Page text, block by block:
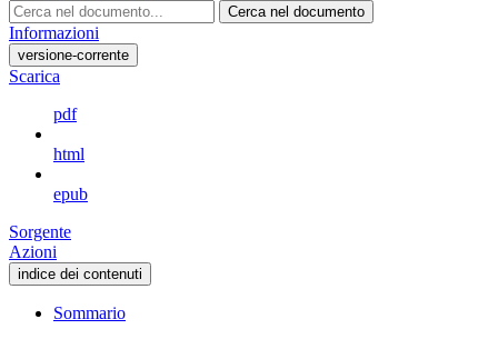
Cerca nel documento
Informazioni
versione-corrente
Scarica
pdf
html
epub
Sorgente
Azioni
indice dei contenuti
Sommario